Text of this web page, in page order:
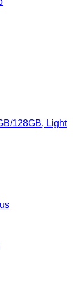
128GB, Light